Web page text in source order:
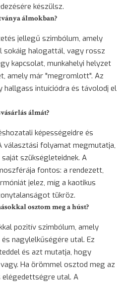
készülsz.
álmokban?
jellegű szimbólum, amely
sokáig halogattál, vagy rossz
kapcsolat, munkahelyi helyzet
amely már "megromlott". Az
intuíciódra és távolodj el
álmát?
képességeidre és
választási folyamat megmutatja,
szükségleteidnek. A
fontos: a rendezett,
jelez, míg a kaotikus
tükröz.
osztom meg a húst?
pozitív szimbólum, amely
nagylelkűségére utal. Ez
és azt mutatja, hogy
Ha örömmel osztod meg az
elégedettségre utal. A